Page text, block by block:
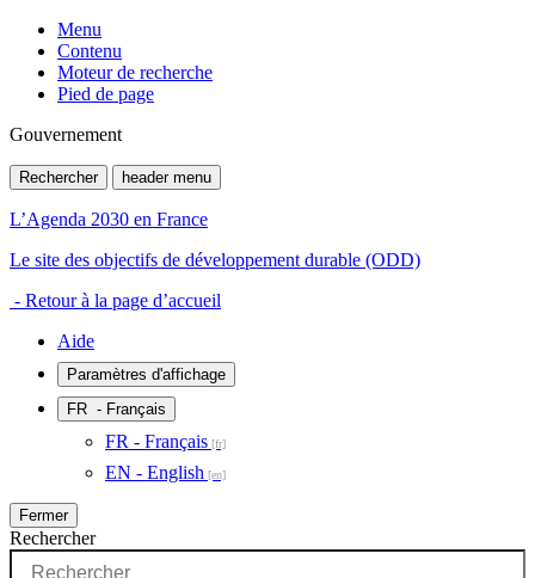
Menu
Contenu
Moteur de recherche
Pied de page
Gouvernement
Rechercher header menu
L’Agenda 2030 en France
Le site des objectifs de développement durable (ODD)
- Retour à la page d’accueil
Aide
Paramètres d'affichage
FR - Français
FR - Français
EN - English
Fermer
Rechercher